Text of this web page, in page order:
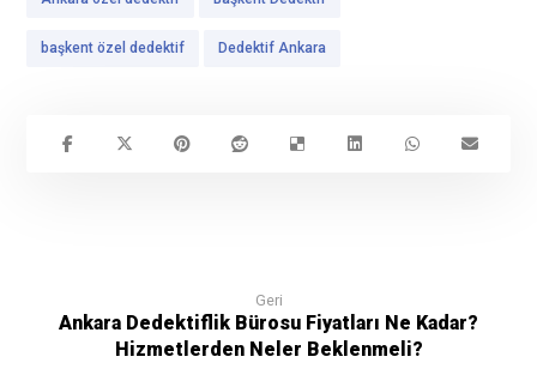
başkent özel dedektif Dedektif Ankara
Geri
Ankara Dedektiflik Bürosu Fiyatları Ne Kadar?
Hizmetlerden Neler Beklenmeli?